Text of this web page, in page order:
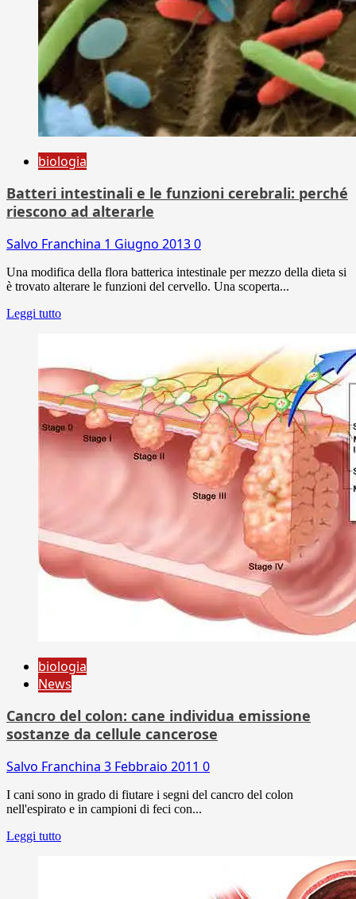
biologia
Batteri intestinali e le funzioni cerebrali: perché
riescono ad alterarle
Salvo Franchina 1 Giugno 20130
Una modifica della flora batterica intestinale per mezzo della dieta si
è trovato alterare le funzioni del cervello. Una scoperta...
Leggi tutto
biologia
News
Cancro del colon: cane individua emissione
sostanze da cellule cancerose
Salvo Franchina 3 Febbraio 2011 0
I cani sono in grado di fiutare i segni del cancro del colon
nell'espirato e in campioni di feci con...
Leggi tutto